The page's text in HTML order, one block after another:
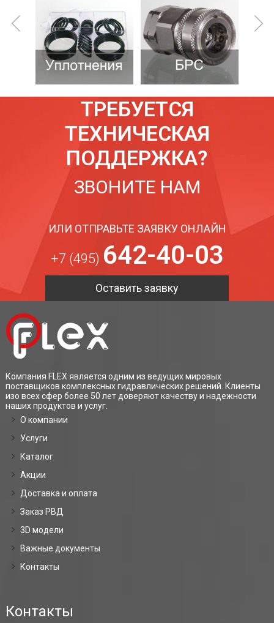
ТРЕБУЕТСЯ
ТЕХНИЧЕСКАЯ
ПОДДЕРЖКА?
ЗВОНИТЕ НАМ
ИЛИ ОТПРАВЬТЕ ЗАЯВКУ ОНЛАЙН
+7 (495) 642-40-03
Оставить заявку
Компания FLEX является одним из ведущих мировых
поставщиков комплексных гидравлических решений. Клиенты
изо всех сфер более 50 лет доверяют качеству и надежности
наших продуктов и услуг.
О компании
Услуги
Каталог
Акции
Доставка и оплата
Заказ РВД
3D модели
Важные документы
Контакты
Контакты